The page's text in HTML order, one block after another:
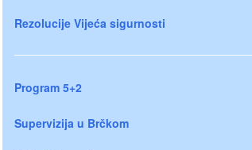
Rezolucije Vijeća sigurnosti
Program 5+2
Supervizija u Brčkom